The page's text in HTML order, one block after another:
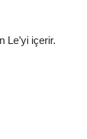
Le’yi içerir.